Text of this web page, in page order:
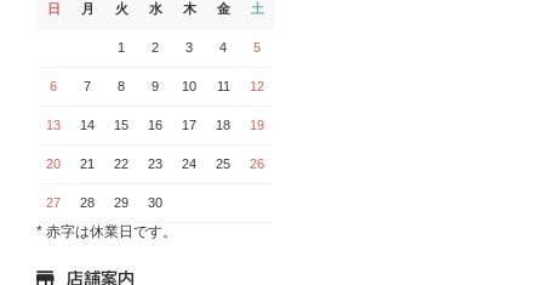
日 月 火 水 木 金 土
1 2 3 4 5
6 7 8 9 10 11 12
13 14 15 16 17 18 19
20 21 22 23 24 25 26
27 28 29 30
* 赤字は休業日です。